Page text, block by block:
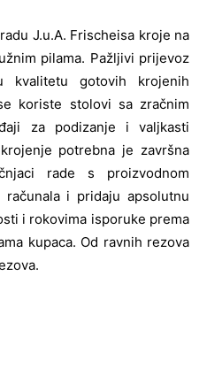
J.u.A. Frischeisa kroje na
pilama. Pažljivi prijevoz
kvalitetu gotovih krojenih
koriste stolovi sa zračnim
za podizanje i valjkasti
potrebna je završna
rade s proizvodnom
i pridaju apsolutnu
i rokovima isporuke prema
kupaca. Od ravnih rezova